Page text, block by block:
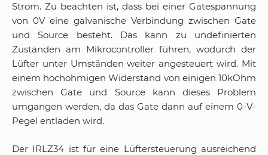
Strom. Zu beachten ist, dass bei einer Gatespannung
von 0V eine galvanische Verbindung zwischen Gate
und Source besteht. Das kann zu undefinierten
Zuständen am Mikrocontroller führen, wodurch der
Lüfter unter Umständen weiter angesteuert wird. Mit
einem hochohmigen Widerstand von einigen 10kOhm
zwischen Gate und Source kann dieses Problem
umgangen werden, da das Gate dann auf einem 0-V-
Pegel entladen wird.
Der IRLZ34 ist für eine Lüftersteuerung ausreichend